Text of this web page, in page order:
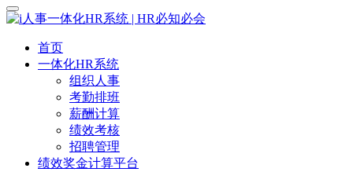
首页
一体化HR系统
组织人事
考勤排班
薪酬计算
绩效考核
招聘管理
绩效奖金计算平台